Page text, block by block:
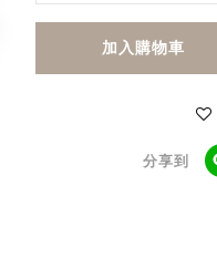
加入購物車
分享到